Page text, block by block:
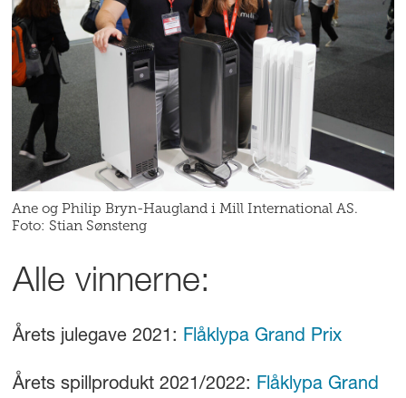
Ane og Philip Bryn-Haugland i Mill International AS.
Foto: Stian Sønsteng
Alle vinnerne:
Årets julegave 2021: Flåklypa Grand Prix
Årets spillprodukt 2021/2022: Flåklypa Grand